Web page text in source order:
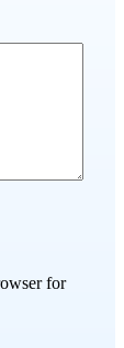
for